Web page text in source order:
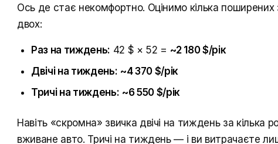
Ось де стає некомфортно. Оцінимо кілька
двох:
Раз на тиждень: 42 $ × 52 = ~2 180 $/рік
Двічі на тиждень: ~4 370 $/рік
Тричі на тиждень: ~6 550 $/рік
Навіть «скромна» звичка двічі на тиждень за кілька
вживане авто. Тричі на тиждень — і ви витрачаєте